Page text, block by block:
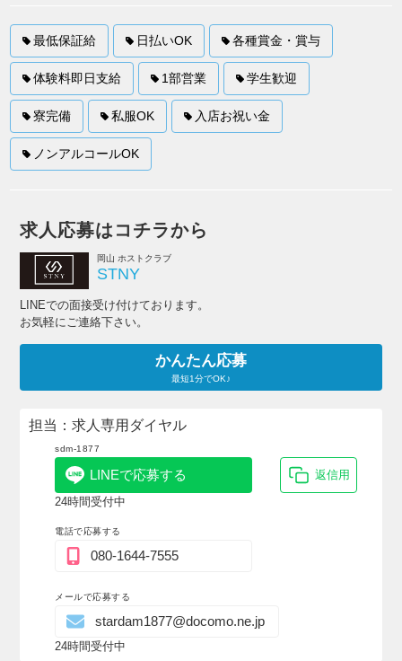
最低保証給 日払いOK 各種賞金・賞与
体験料即日支給 1部営業 学生歓迎
寮完備 私服OK 入店お祝い金
ノンアルコールOK
求人応募はコチラから
岡山 ホストクラブ
STNY
LINEでの面接受け付けております。
お気軽にご連絡下さい。
かんたん応募
最短1分でOK♪
担当：求人専用ダイヤル
sdm-1877
LINEで応募する
返信用
24時間受付中
電話で応募する
080-1644-7555
メールで応募する
stardam1877@docomo.ne.jp
24時間受付中